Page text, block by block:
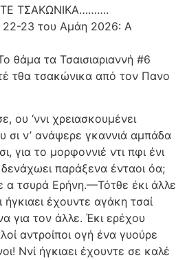
ΤΣΑΚΩΝΙΚΑ……….
22-23 του Αμάη 2026: Α
θάμα τα Τσαισιαριαννή #6
τθα τσακώνικα από τον Πανο
ου ‘ννι χρειασκουμένει
σι ν’ ανάψερε γκαννιά αμπάδα
για το μορφοννιέ ντι πφι ένι
παράξενα ένταοι όα;
α τσυρά Ερήνη.—Τότθε έκι άλλε
έχουντε αγάκη τσαί
για τον άλλε. Έκι ερέχου
αντροίποι ογή ένα γυούρε
Ννί ήγκιαει έχουντε σε καλέ